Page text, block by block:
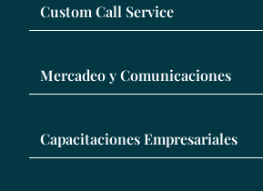
Custom Call Service
Mercadeo y Comunicaciones
Capacitaciones Empresariales